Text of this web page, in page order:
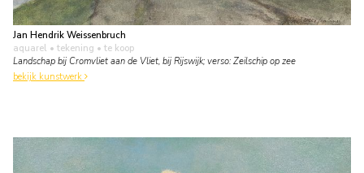
Jan Hendrik Weissenbruch
aquarel • tekening • te koop
Landschap bij Cromvliet aan de Vliet, bij Rijswijk; verso: Zeilschip op zee
bekijk kunstwerk